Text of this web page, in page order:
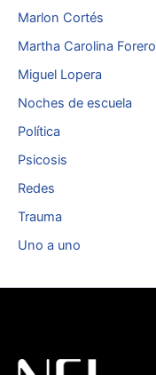
Marlon Cortés
Martha Carolina Forero
Miguel Lopera
Noches de escuela
Política
Psicosis
Redes
Trauma
Uno a uno